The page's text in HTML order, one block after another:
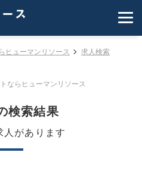
ヒューマンリソース
求人検索
ならヒューマンリソース
検索結果
人があります